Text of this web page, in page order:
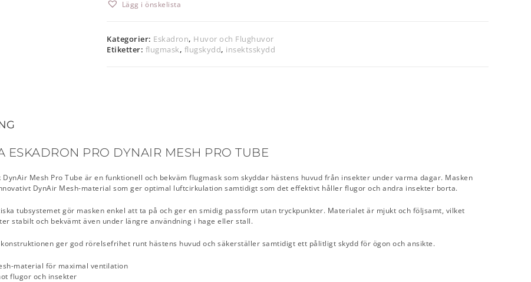
Lägg i önskelista
Kategorier: Eskadron, Huvor och Flughuvor
Etiketter: flugmask, flugskydd, insektsskydd
ESKADRON PRO DYNAIR MESH PRO TUBE
DynAir Mesh Pro Tube är en funktionell och bekväm flugmask som skyddar hästens huvud från insekter under varma dagar. Masken
DynAir Mesh-material som ger optimal luftcirkulation samtidigt som det effektivt håller flugor och andra insekter borta.
tubsystemet gör masken enkel att ta på och ger en smidig passform utan tryckpunkter. Materialet är mjukt och följsamt, vilket
stabilt och bekvämt även under längre användning i hage eller stall.
ger god rörelsefrihet runt hästens huvud och säkerställer samtidigt ett pålitligt skydd för ögon och ansikte.
material för maximal ventilation
flugor och insekter